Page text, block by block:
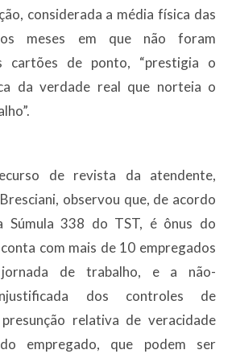
considerada a média física das
meses em que não foram
cartões de ponto, “prestigia o
da verdade real que norteia o
de revista da atendente,
observou que, de acordo
338 do TST, é ônus do
com mais de 10 empregados
de trabalho, e a não-
dos controles de
relativa de veracidade
empregado, que podem ser